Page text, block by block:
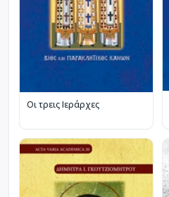
Οι τρεις Ιεράρχες